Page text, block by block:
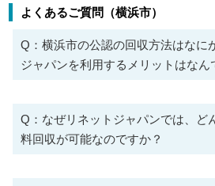
よくあるご質問（横浜市）
Q：横浜市の公認の回収方法はなに
ジャパンを利用するメリットはなん
Q：なぜリネットジャパンでは、ど
料回収が可能なのですか？